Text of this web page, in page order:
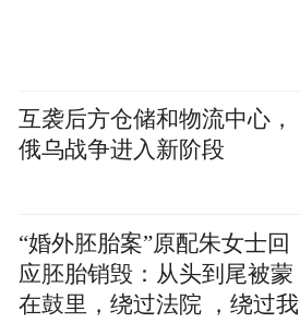
互袭后方仓储和物流中心，
俄乌战争进入新阶段
“婚外胚胎案”原配朱女士回
应胚胎销毁：从头到尾被蒙
在鼓里，绕过法院 ，绕过我